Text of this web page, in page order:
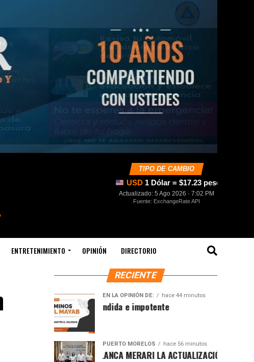
TIPO DE CAMBIO
USD 1 Dólar = $17.23 pesos
Actualizado: 5 Ago 2026 · 7:02 PM
Fuente: ExchangeRate API
ENTRETENIMIENTO OPINIÓN DIRECTORIO
RECIENTE
EN LA OPINIÓN DE: hace 44 minutos
Sociedad ofendida e impotente
PUERTO MORELOS hace 56 minutos
PRESENTA BLANCA MERARI LA ACTUALIZACIÓN DEL ATLAS